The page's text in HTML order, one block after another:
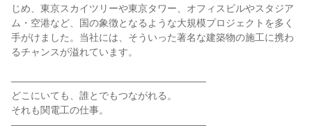
じめ、東京スカイツリーや東京タワー、オフィスビルやスタジア
ム・空港など、国の象徴となるような大規模プロジェクトを多く
手がけました。当社には、そういった著名な建築物の施工に携わ
るチャンスが溢れています。
――――――――――――――――――――
どこにいても、誰とでもつながれる。
それも関電工の仕事。
――――――――――――――――――――